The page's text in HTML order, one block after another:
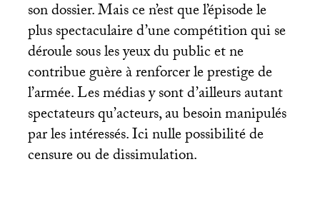
son dossier. Mais ce n’est que l’épisode le
plus spectaculaire d’une compétition qui se
déroule sous les yeux du public et ne
contribue guère à renforcer le prestige de
l’armée. Les médias y sont d’ailleurs autant
spectateurs qu’acteurs, au besoin manipulés
par les intéressés. Ici nulle possibilité de
censure ou de dissimulation.